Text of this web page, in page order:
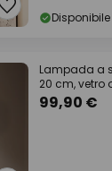
Disponibile
Lampada a
20 cm, vetro
E27
99,90 €